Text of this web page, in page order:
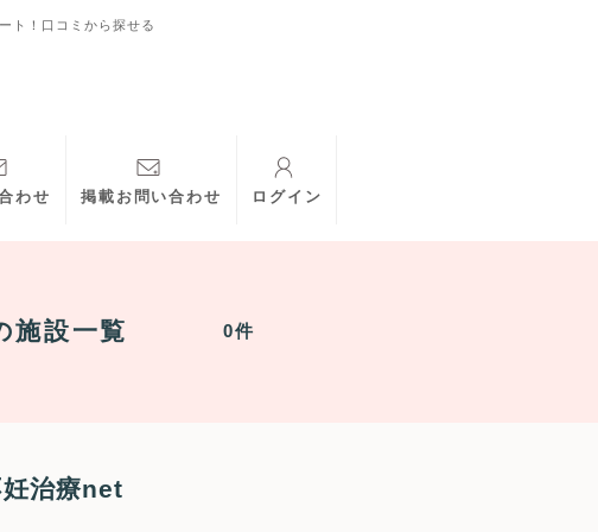
ト！口コミから探せる
わせ 掲載お問い合わせ ログイン
施設一覧 0件
治療net